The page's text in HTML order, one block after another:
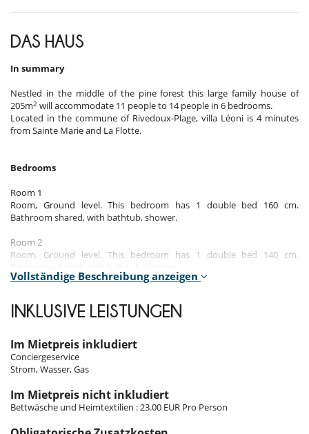
DAS HAUS
In summary
Nestled in the middle of the pine forest this large family house of
205m2 will accommodate 11 people to 14 people in 6 bedrooms.
Located in the commune of Rivedoux-Plage, villa Léoni is 4 minutes
from Sainte Marie and La Flotte.
Bedrooms
Room 1
Room, Ground level. This bedroom has 1 double bed 160 cm.
Bathroom shared, with bathtub, shower.
Room 2
Room, Ground level. This bedroom has 1 double bed 140 cm.
Room, 1st floor. This bedroom has 1 double bed 140 cm. Bathroom
shared, with shower.
Room 4
Room, 1st floor. This bedroom has 1 double bed 160 cm. Bathroom
shared, with shower.
Room 5
Room, 1st floor. The bedroom has 2 Beds including 1 single bed 90 cm,
Vollständige Beschreibung anzeigen
INKLUSIVE LEISTUNGEN
Im Mietpreis inkludiert
Conciergeservice
Strom, Wasser, Gas
Im Mietpreis nicht inkludiert
Bettwäsche und Heimtextilien : 23.00 EUR Pro Person